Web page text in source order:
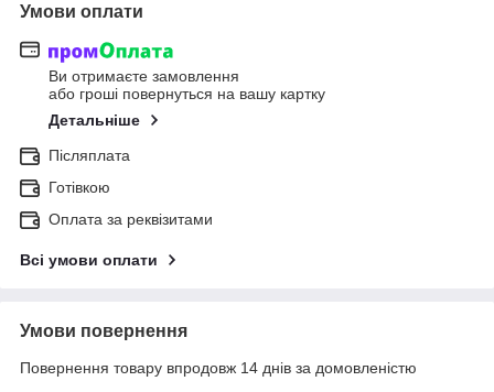
Умови оплати
Ви отримаєте замовлення
або гроші повернуться на вашу картку
Детальніше
Післяплата
Готівкою
Оплата за реквізитами
Всі умови оплати
Умови повернення
Повернення товару впродовж 14 днів за домовленістю